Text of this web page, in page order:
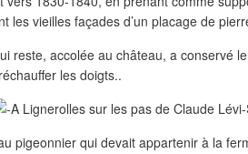
les vieilles façades d’un placage de
reste, accolée au château, a conservé
les doigts..
pigeonnier qui devait appartenir à la